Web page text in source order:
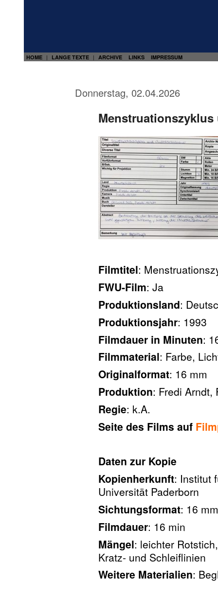
HOME | LANGE TEXTE | ARCHIVE LINKS IMPRESSUM
Donnerstag, 02.04.2026
Filmtitel:
FWU-Film: Ja
Produktionsland:
Produktionsjahr: 1993
Filmdauer in Minuten:
Filmmaterial: Farbe,
Originalformat: 16 mm
Produktion: Fredi Arndt,
Regie: k.A.
Seite des Films auf
Daten zur Kopie
Kopienherkunft: Institut
Universität Paderborn
Sichtungsformat: 16
Filmdauer: 16 min
Mängel: leichter
Kratz- und Schleiflinien
Weitere Materialien: